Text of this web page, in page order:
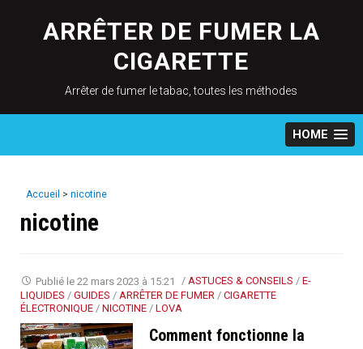
content
ARRÊTER DE FUMER LA
CIGARETTE
Arrêter de fumer le tabac, toutes les méthodes
HOME
Accueil > nicotine
nicotine
Publié le 22 mars 2023 à 15:21 / ASTUCES & CONSEILS / E-
LIQUIDES / GUIDES / ARRÊTER DE FUMER / CIGARETTE
ÉLECTRONIQUE / NICOTINE / LOVA
Comment fonctionne la